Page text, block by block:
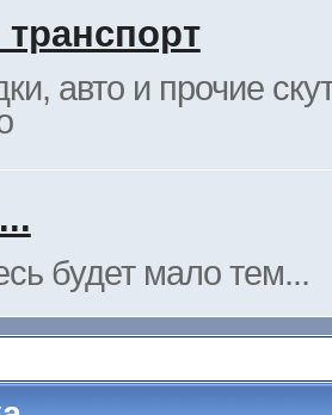
авто и прочие
будет мало тем...